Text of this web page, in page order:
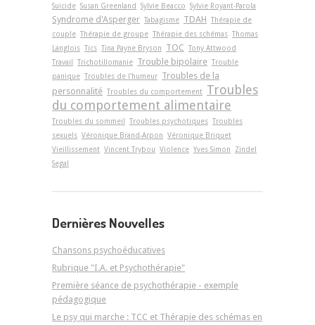
Suicide Susan Greenland Sylvie Beacco Sylvie Royant-Parola
Syndrome d'Asperger Tabagisme TDAH Thérapie de
couple Thérapie de groupe Thérapie des schémas Thomas
Langlois Tics Tina Payne Bryson TOC Tony Attwood
Travail Trichotillomanie Trouble bipolaire Trouble
panique Troubles de l'humeur Troubles de la
personnalité Troubles du comportement Troubles
du comportement alimentaire
Troubles du sommeil Troubles psychotiques Troubles
sexuels Véronique Brand-Arpon Véronique Briquet
Vieillissement Vincent Trybou Violence Yves Simon
Zindel
Segal
Dernières Nouvelles
Chansons psychoéducatives
Rubrique "I.A. et Psychothérapie"
Première séance de psychothérapie - exemple
pédagogique
Le psy qui marche : TCC et Thérapie des schémas en